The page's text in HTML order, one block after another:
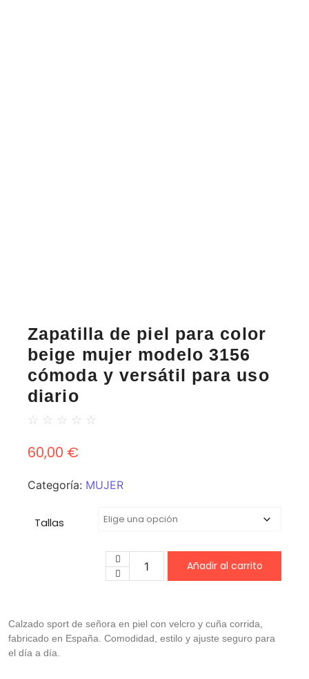
Zapatilla de piel para color
beige mujer modelo 3156
cómoda y versátil para uso
diario
☆ ☆ ☆ ☆ ☆
60,00 €
Categoría: MUJER
Tallas
Añadir al carrito
Calzado sport de señora en piel con velcro y cuña corrida,
fabricado en España. Comodidad, estilo y ajuste seguro para
el día a día.